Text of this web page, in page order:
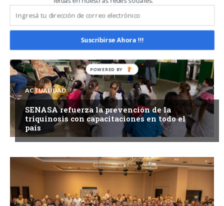
agenda común en favor del productor
ACTUALIDAD
SENASA refuerza la prevención de la
triquinosis con capacitaciones en todo el
país
Suscribirse Ahora !!!